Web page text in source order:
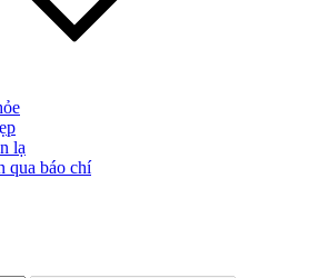
lạ
qua báo chí